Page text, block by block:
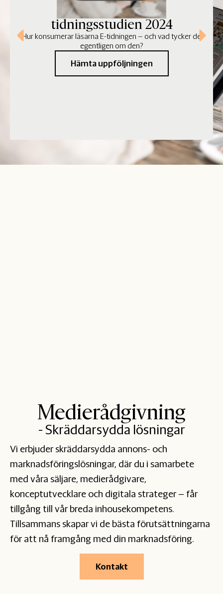
Uppföljning av E-
tidningsstudien 2024
Hur konsumerar läsarna E-tidningen – och vad tycker de
egentligen om den?
Hämta uppföljningen
Medierådgivning
- Skräddarsydda lösningar
Vi erbjuder skräddarsydda annons- och
marknadsföringslösningar, där du i samarbete
med våra säljare, medierådgivare,
konceptutvecklare och digitala strateger – får
tillgång till vår breda inhousekompetens.
Tillsammans skapar vi de bästa förutsättningarna
för att nå framgång med din marknadsföring.
Kontakt